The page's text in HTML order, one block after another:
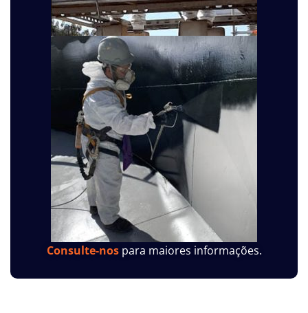
Consulte-nospara maiores informações.